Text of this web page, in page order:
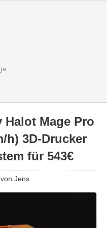
Halot Mage Pro
h) 3D-Drucker
für 543€
von Jens